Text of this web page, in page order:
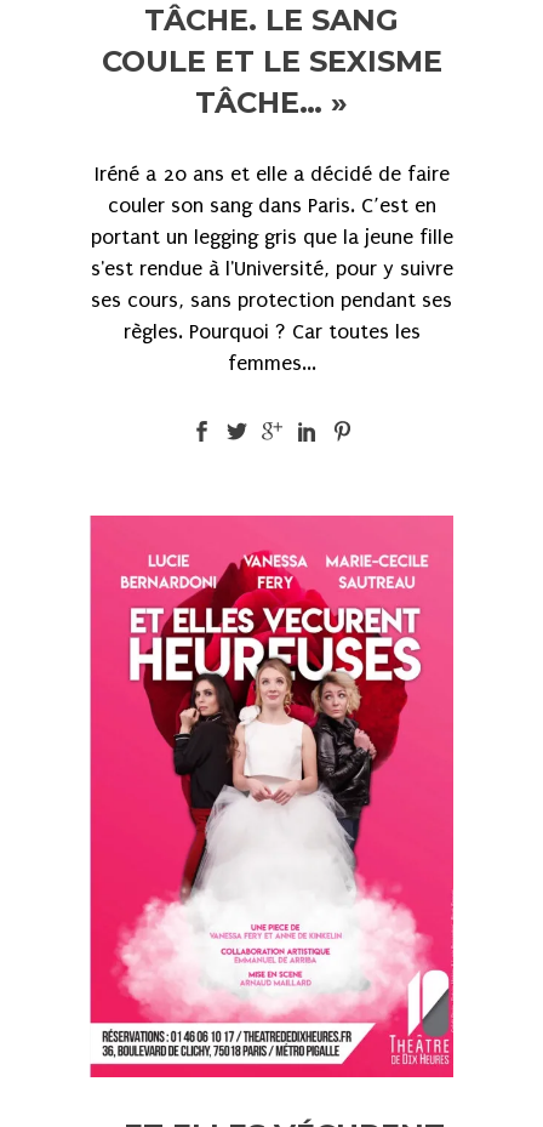
TÂCHE. LE SANG
COULE ET LE SEXISME
TÂCHE… »
Iréné a 20 ans et elle a décidé de faire
couler son sang dans Paris. C’est en
portant un legging gris que la jeune fille
s'est rendue à l'Université, pour y suivre
ses cours, sans protection pendant ses
règles. Pourquoi ? Car toutes les
femmes...